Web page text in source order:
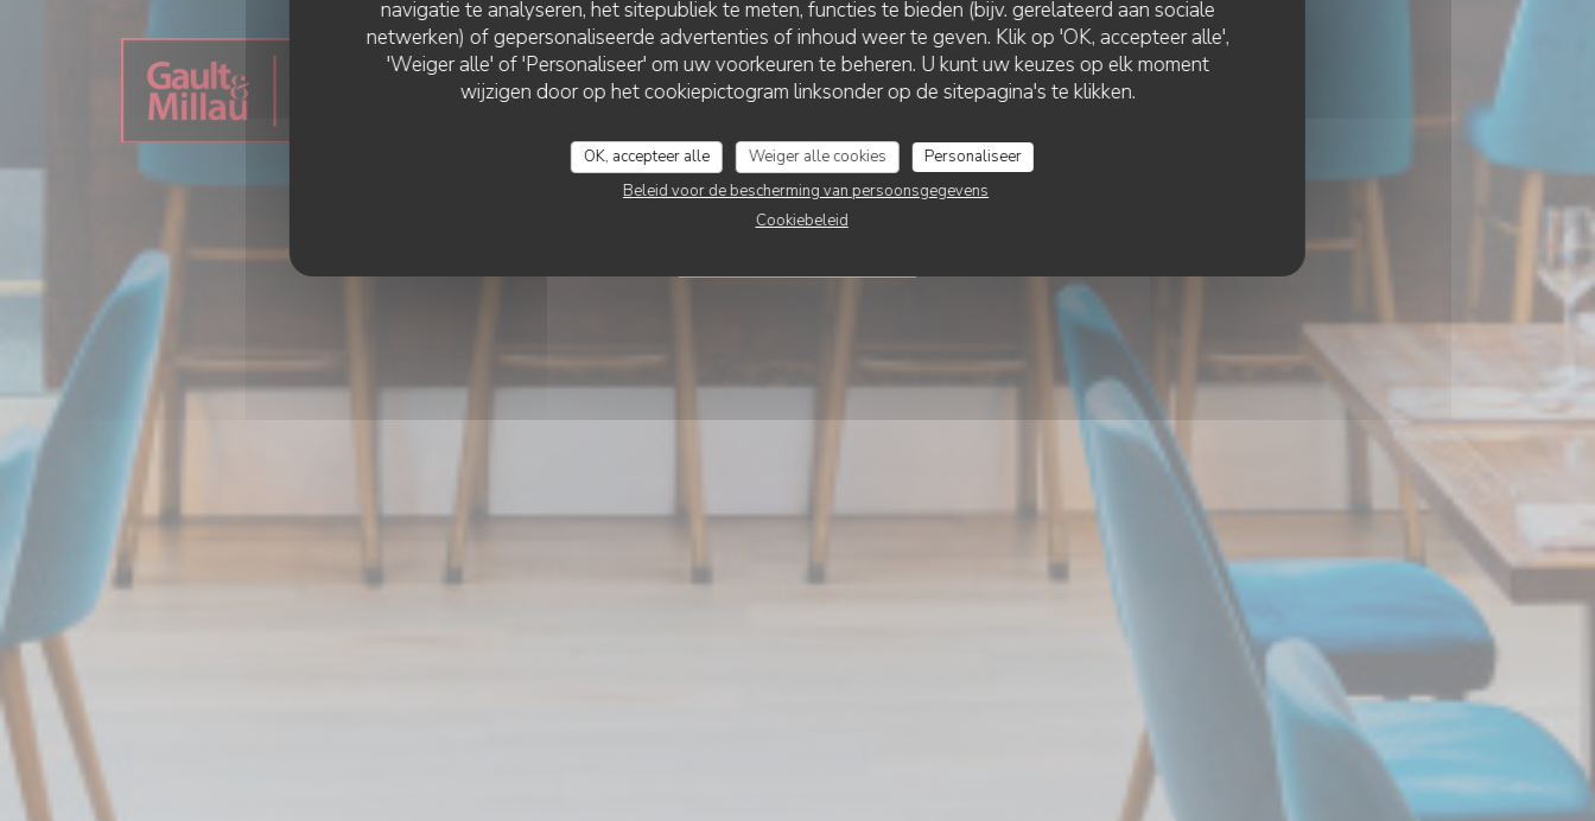
navigatie te analyseren, het sitepubliek te meten, functies te bieden (bijv. gerelateerd aan sociale
netwerken) of gepersonaliseerde advertenties of inhoud weer te geven. Klik op 'OK, accepteer alle',
'Weiger alle' of 'Personaliseer' om uw voorkeuren te beheren. U kunt uw keuzes op elk moment
wijzigen door op het cookiepictogram linksonder op de sitepagina's te klikken.
OK, accepteer alle Weiger alle cookies
Personaliseer
Beleid voor de bescherming van persoonsgegevens
Cookiebeleid
• AMIENS
Ail des Ours